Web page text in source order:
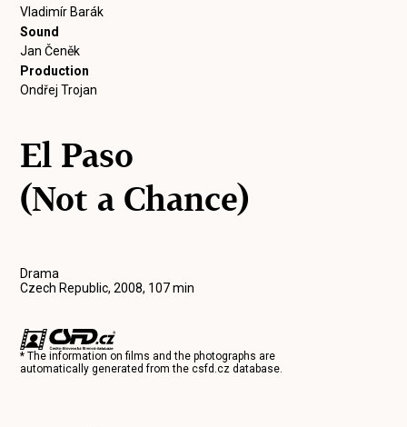
Vladimír Barák
Sound
Jan Čeněk
Production
Ondřej Trojan
El Paso
(Not a Chance)
Drama
Czech Republic, 2008, 107 min
* The information on films and the photographs are
automatically generated from thecsfd.cz database.